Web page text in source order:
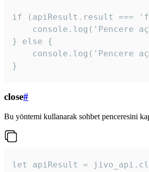
if (apiResult.result ===
console.log('Pencere
} else {
console.log('Pencere
}
close#
Bu yöntemi kullanarak sohbet penceresini
let apiResult =